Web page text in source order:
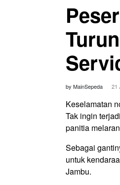
by MainSepeda 21
Keselamatan
Tak ingin
panitia
Sebagai
untuk
Jambu.